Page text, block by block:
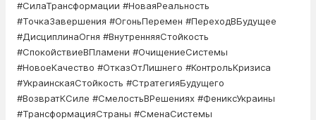
#СилаТрансформации #НоваяРеальность
#ТочкаЗавершения #ОгоньПеремен #ПереходВБудущее
#ДисциплинаОгня #ВнутренняяСтойкость
#СпокойствиеВПламени #ОчищениеСистемы
#НовоеКачество #ОтказОтЛишнего #КонтрольКризиса
#УкраинскаяСтойкость #СтратегияБудущего
#ВозвратКСиле #СмелостьВРешениях #ФениксУкраины
#ТрансформацияСтраны #СменаСистемы